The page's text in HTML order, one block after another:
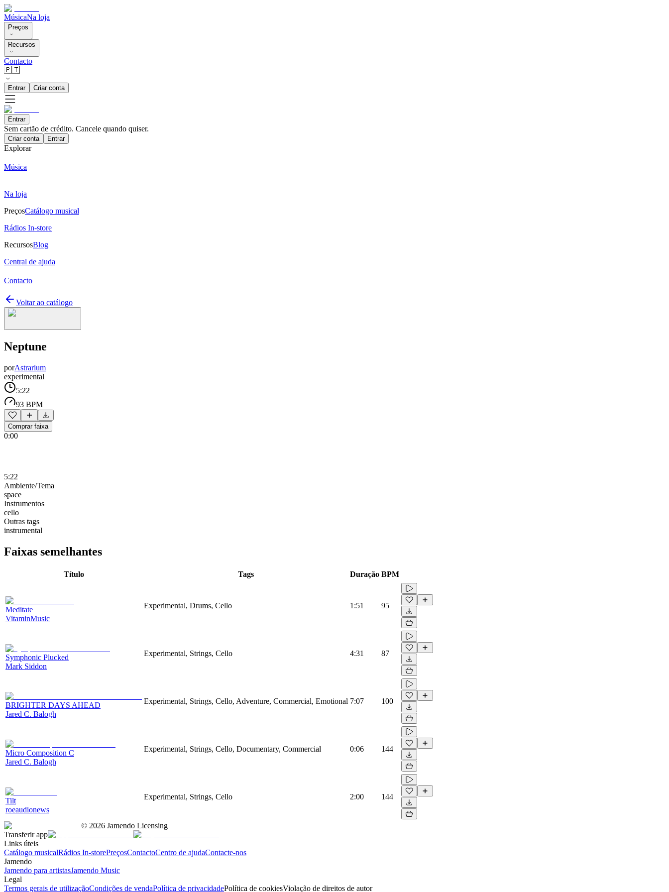
MúsicaNa loja
Preços
Recursos
Contacto
🇵🇹
Entrar Criar conta
Entrar
Sem cartão de crédito. Cancele quando quiser.
Criar conta Entrar
Explorar
Música
Na loja
PreçosCatálogo musical
Rádios In-store
RecursosBlog
Central de ajuda
Contacto
Voltar ao catálogo
Neptune
porAstrarium
experimental
5:22
93 BPM
Comprar faixa
0:00
5:22
Ambiente/Tema
space
Instrumentos
cello
Outras tags
instrumental
Faixas semelhantes
Título Tags Duração BPM
Meditate
VitaminMusic
Experimental, Drums, Cello 1:51 95
Symphonic Plucked
Mark Siddon
Experimental, Strings, Cello 4:31 87
BRIGHTER DAYS AHEAD
Jared C. Balogh
Experimental, Strings, Cello, Adventure, Commercial, Emotional 7:07 100
Micro Composition C
Jared C. Balogh
Experimental, Strings, Cello, Documentary, Commercial 0:06 144
Tilt
roeaudionews
Experimental, Strings, Cello 2:00 144
© 2026 Jamendo Licensing
Transferir app
Links úteis
Catálogo musicalRádios In-storePreçosContactoCentro de ajudaContacte-nos
Jamendo
Jamendo para artistasJamendo Music
Legal
Termos gerais de utilizaçãoCondições de vendaPolítica de privacidadePolítica de cookiesViolação de direitos de autor